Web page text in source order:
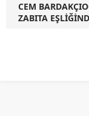
CEM
ZABITA